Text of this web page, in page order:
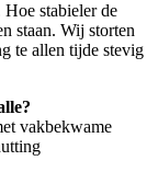
stabieler de
staan. Wij storten
te allen tijde stevig
vakbekwame